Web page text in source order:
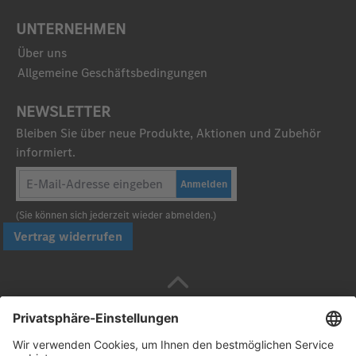
UNTERNEHMEN
Über uns
Allgemeine Geschäftsbedingungen
NEWSLETTER
Bleiben Sie über neue Produkte, Aktionen und Zubehör
informiert.
Anmelden
(Sie können sich jederzeit wieder abmelden.)
Vertrag widerrufen
Sicher bezahlen mit